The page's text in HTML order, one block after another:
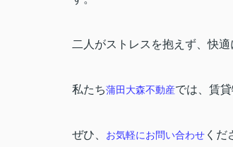
二人がストレスを抱えず、快
私たち蒲田大森不動産では、賃
ぜひ、 お気軽にお問い合わせ くだ